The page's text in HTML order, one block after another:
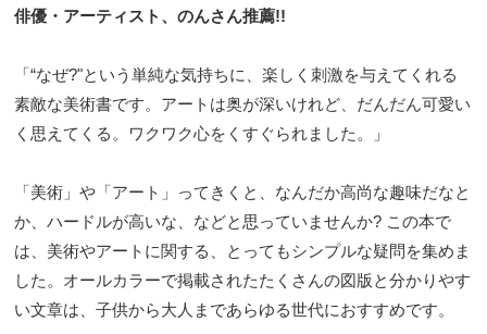
俳優・アーティスト、のんさん推薦!!
「“なぜ?"という単純な気持ちに、楽しく刺激を与えてくれる
素敵な美術書です。アートは奥が深いけれど、だんだん可愛い
く思えてくる。ワクワク心をくすぐられました。」
「美術」や「アート」ってきくと、なんだか高尚な趣味だなと
か、ハードルが高いな、などと思っていませんか? この本で
は、美術やアートに関する、とってもシンプルな疑問を集めま
した。オールカラーで掲載されたたくさんの図版と分かりやす
い文章は、子供から大人まであらゆる世代におすすめです。